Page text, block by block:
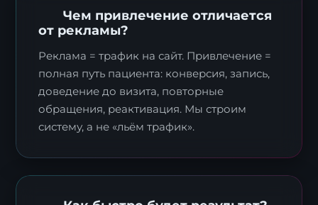
Чем привлечение отличается
от рекламы?
Реклама = трафик на сайт. Привлечение =
полная путь пациента: конверсия, запись,
доведение до визита, повторные
обращения, реактивация. Мы строим
систему, а не «льём трафик».
Заявка на стратегию
цифровизации
Оставьте контакты, и наш эксперт свяжется с
вами для подготовки индивидуального плана